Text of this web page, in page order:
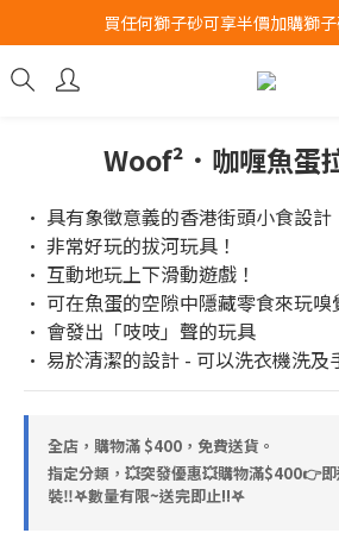
Airbuggy 全線現貨8折！立即
買任何獅子砂可享半價加購獅
Airbuggy 全線現貨8折！立即
Woof²．咖喱魚蛋
• 具有象徵意義的香港街頭小食設計
• 非常好玩的拔河玩具！
• 互動地玩上下滑動遊戲！
• 可在魚蛋的空隙中隱藏零食來玩嗅
• 會發出「吱吱」聲的玩具
• 易於清潔的設計 - 可以洗衣機洗及
全店，購物滿 $400，免費送貨。
指定分類，💥突發優惠💥購物滿$400👉
裝‼️𖤐數量有限~送完即止!!𖤐